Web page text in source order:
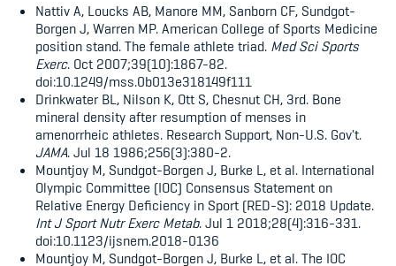
Nattiv A, Loucks AB, Manore MM, Sanborn CF, Sundgot-
Borgen J, Warren MP.American College of Sports Medicine
position stand. The female athlete triad. Med Sci Sports
Exerc. Oct 2007;39(10):1867-82.
doi:10.1249/mss.0b013e318149f111
Drinkwater BL, Nilson K, Ott S, Chesnut CH, 3rd. Bone
mineral density after resumption of menses in
amenorrheic athletes. Research Support, Non-U.S. Gov't.
JAMA. Jul 18 1986;256(3):380-2.
Mountjoy M, Sundgot-Borgen J, Burke L, et al. International
Olympic Committee (IOC) Consensus Statement on
Relative Energy Deficiency in Sport (RED-S): 2018 Update.
Int J Sport Nutr Exerc Metab. Jul 1 2018;28(4):316-331.
doi:10.1123/ijsnem.2018-0136
Mountjoy M, Sundgot-Borgen J, Burke L, et al. The IOC